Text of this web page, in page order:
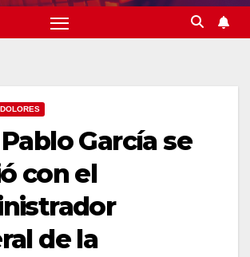
DOLORES
García se
con el
de la